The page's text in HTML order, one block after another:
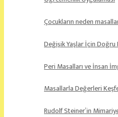
Çocukların neden
Değişik Yaşlar İçin Doğru
Peri Masalları ve İnsan
Masallarla Değerleri
Rudolf Steiner’in Mimariye